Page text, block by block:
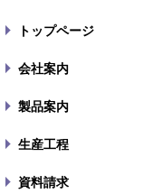
トップページ
会社案内
製品案内
生産工程
資料請求